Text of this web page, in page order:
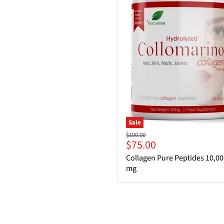
Sale
Original
price
$100.00
Current
price
$75.00
Collagen Pure Peptides
mg